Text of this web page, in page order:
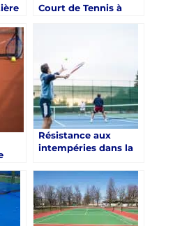
Court de Tennis à
ils
Résistance aux
intempéries dans la
courts de tennis à
Toulon